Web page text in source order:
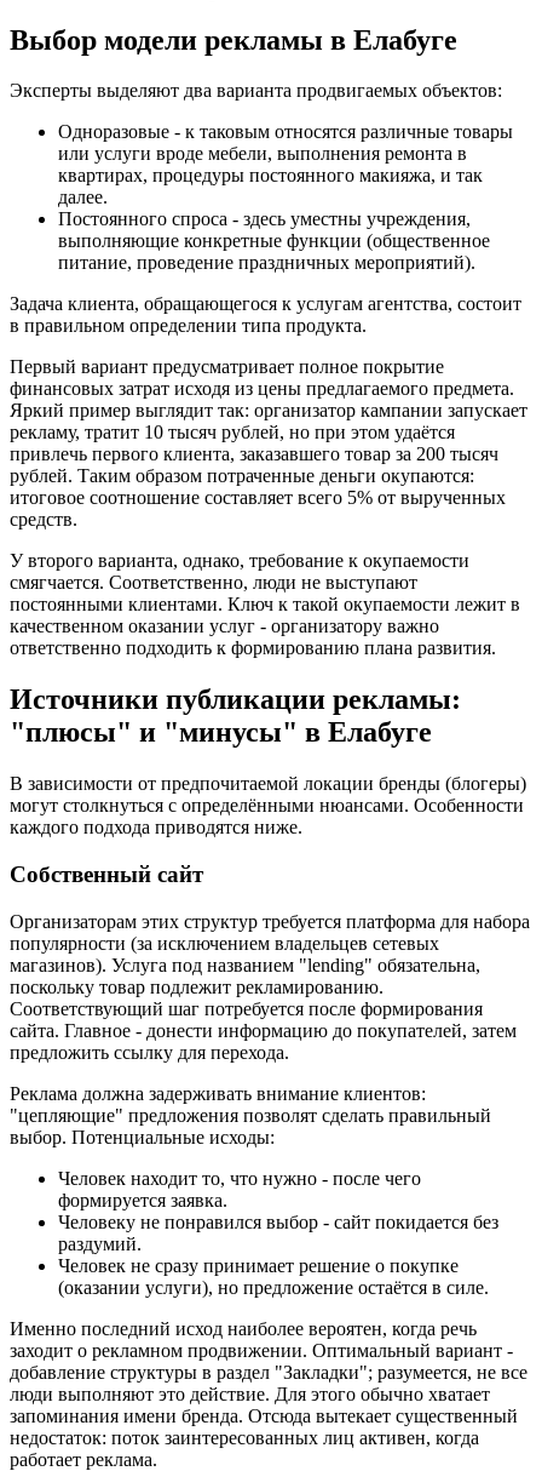
Выбор модели рекламы в Елабуге
Эксперты выделяют два варианта продвигаемых объектов:
Одноразовые - к таковым относятся различные товары
или услуги вроде мебели, выполнения ремонта в
квартирах, процедуры постоянного макияжа, и так
далее.
Постоянного спроса - здесь уместны учреждения,
выполняющие конкретные функции (общественное
питание, проведение праздничных мероприятий).
Задача клиента, обращающегося к услугам агентства, состоит
в правильном определении типа продукта.
Первый вариант предусматривает полное покрытие
финансовых затрат исходя из цены предлагаемого предмета.
Яркий пример выглядит так: организатор кампании запускает
рекламу, тратит 10 тысяч рублей, но при этом удаётся
привлечь первого клиента, заказавшего товар за 200 тысяч
рублей. Таким образом потраченные деньги окупаются:
итоговое соотношение составляет всего 5% от вырученных
средств.
У второго варианта, однако, требование к окупаемости
смягчается. Соответственно, люди не выступают
постоянными клиентами. Ключ к такой окупаемости лежит в
качественном оказании услуг - организатору важно
ответственно подходить к формированию плана развития.
Источники публикации рекламы:
"плюсы" и "минусы" в Елабуге
В зависимости от предпочитаемой локации бренды (блогеры)
могут столкнуться с определёнными нюансами. Особенности
каждого подхода приводятся ниже.
Собственный сайт
Организаторам этих структур требуется платформа для набора
популярности (за исключением владельцев сетевых
магазинов). Услуга под названием "lending" обязательна,
поскольку товар подлежит рекламированию.
Соответствующий шаг потребуется после формирования
сайта. Главное - донести информацию до покупателей, затем
предложить ссылку для перехода.
Реклама должна задерживать внимание клиентов:
"цепляющие" предложения позволят сделать правильный
выбор. Потенциальные исходы:
Человек находит то, что нужно - после чего
формируется заявка.
Человеку не понравился выбор - сайт покидается без
раздумий.
Человек не сразу принимает решение о покупке
(оказании услуги), но предложение остаётся в силе.
Именно последний исход наиболее вероятен, когда речь
заходит о рекламном продвижении. Оптимальный вариант -
добавление структуры в раздел "Закладки"; разумеется, не все
люди выполняют это действие. Для этого обычно хватает
запоминания имени бренда. Отсюда вытекает существенный
недостаток: поток заинтересованных лиц активен, когда
работает реклама.